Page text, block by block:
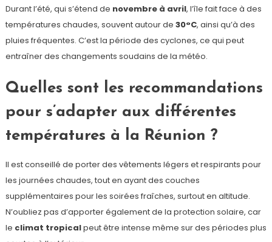
Durant l’été, qui s’étend de novembre à avril, l’île fait face à des
températures chaudes, souvent autour de 30°C, ainsi qu’à des
pluies fréquentes. C’est la période des cyclones, ce qui peut
entraîner des changements soudains de la météo.
Quelles sont les recommandations
pour s’adapter aux différentes
températures à la Réunion ?
Il est conseillé de porter des vêtements légers et respirants pour
les journées chaudes, tout en ayant des couches
supplémentaires pour les soirées fraîches, surtout en altitude.
N’oubliez pas d’apporter également de la protection solaire, car
le climat tropicalpeut être intense même sur des périodes plus